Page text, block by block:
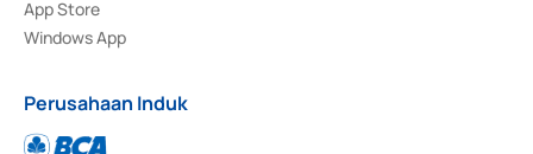
App Store
Windows App
Perusahaan Induk